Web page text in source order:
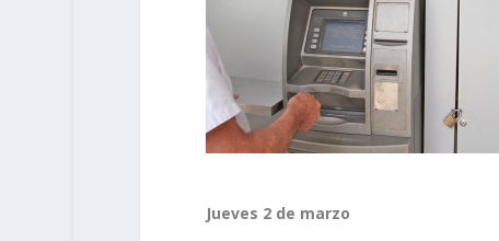
Jueves 2 de marzo